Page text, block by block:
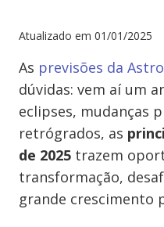
Atualizado em 01/01/2025
As previsões da
dúvidas: vem aí um
eclipses, mudanças
retrógrados, as
de 2025 trazem
transformação,
grande crescimento